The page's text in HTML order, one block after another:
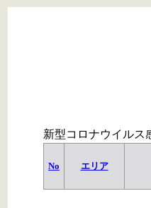
新型コロナウイルス
No エリア